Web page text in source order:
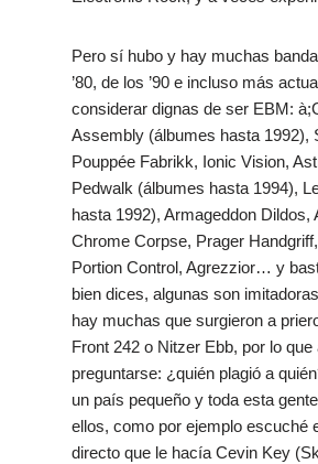
Pero sí hubo y hay muchas
’80, de los ’90 e incluso más
considerar dignas de ser EBM:
Assembly (álbumes hasta 1992),
Pouppée Fabrikk, Ionic Vision,
Pedwalk (álbumes hasta 1994),
hasta 1992), Armageddon Dildos,
Chrome Corpse, Prager
Portion Control, Agrezzior… y
bien dices, algunas son
hay muchas que surgieron a
Front 242 o Nitzer Ebb, por lo
preguntarse: ¿quién plagió a
un país pequeño y toda esta
ellos, como por ejemplo escuché
directo que le hacía Cevin Key